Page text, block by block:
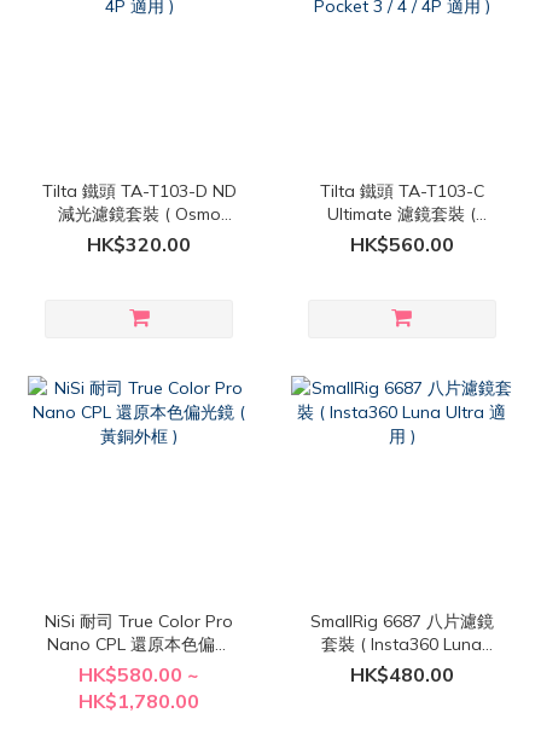
Tilta 鐵頭 TA-T103-D ND
減光濾鏡套裝 ( Osmo
Pocket 4P 適用 )
HK$320.00
Tilta 鐵頭 TA-T103-C
Ultimate 濾鏡套裝 (
Osmo Pocket 3 / 4 / 4P
適用 )
HK$560.00
NiSi 耐司 True Color Pro
Nano CPL 還原本色偏光
鏡 ( 黃銅外框 )
HK$580.00 ~
HK$1,780.00
SmallRig 6687 八片濾鏡
套裝 ( Insta360 Luna
Ultra 適用 )
HK$480.00